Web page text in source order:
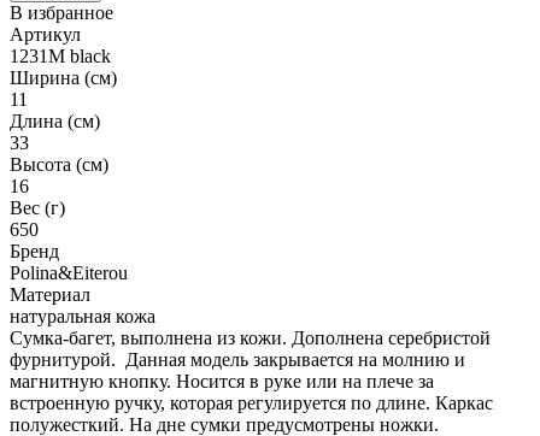
В избранное
Артикул
1231M black
Ширина (см)
11
Длина (см)
33
Высота (см)
16
Вес (г)
650
Бренд
Polina&Eiterou
Материал
натуральная кожа
Сумка-багет, выполнена из кожи. Дополнена серебристой
фурнитурой. Данная модель закрывается на молнию и
магнитную кнопку. Носится в руке или на плече за
встроенную ручку, которая регулируется по длине. Каркас
полужесткий. На дне сумки предусмотрены ножки.